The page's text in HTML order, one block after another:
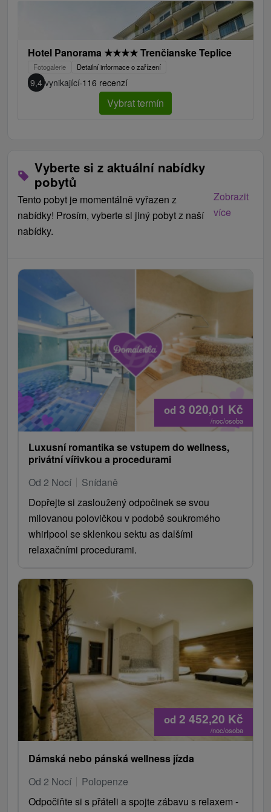
Hotel Panorama ★★★★Trenčianske Teplice
Fotogalerie Detailní informace o zařízení
9,4 vynikající·116 recenzí
Vybrat termín
Vyberte si z aktuální nabídky
pobytů
Tento pobyt je momentálně vyřazen z
nabídky! Prosím, vyberte si jiný pobyt z naší
nabídky.
Zobrazit
více
od 3 020,01 Kč
/noc/osoba
Luxusní romantika se vstupem do wellness,
privátní vířivkou a procedurami
Od 2 Nocí
Snídaně
Dopřejte si zasloužený odpočinek se svou
milovanou polovičkou v podobě soukromého
whirlpool se sklenkou sektu as dalšími
relaxačními procedurami.
od 2 452,20 Kč
/noc/osoba
Dámská nebo pánská wellness jízda
Od 2 Nocí
Polopenze
Odpočiňte si s přáteli a spojte zábavu s relaxem -